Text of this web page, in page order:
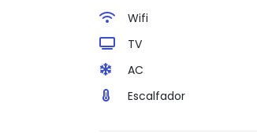
Wifi
TV
AC
Escalfador